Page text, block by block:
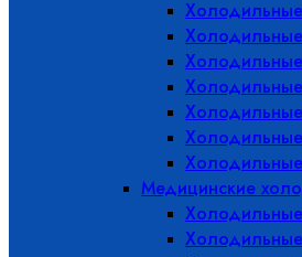
Медицинские